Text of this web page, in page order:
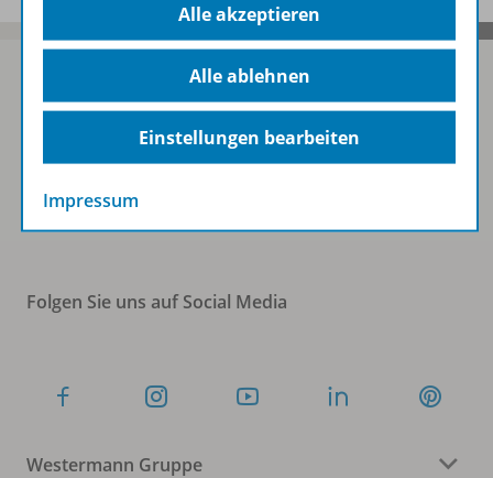
Sofort profitieren
Zum Newsletter anmelden
Folgen Sie uns auf Social Media
Westermann Gruppe
Alle akzeptieren
Alle ablehnen
Einstellungen bearbeiten
Impressum